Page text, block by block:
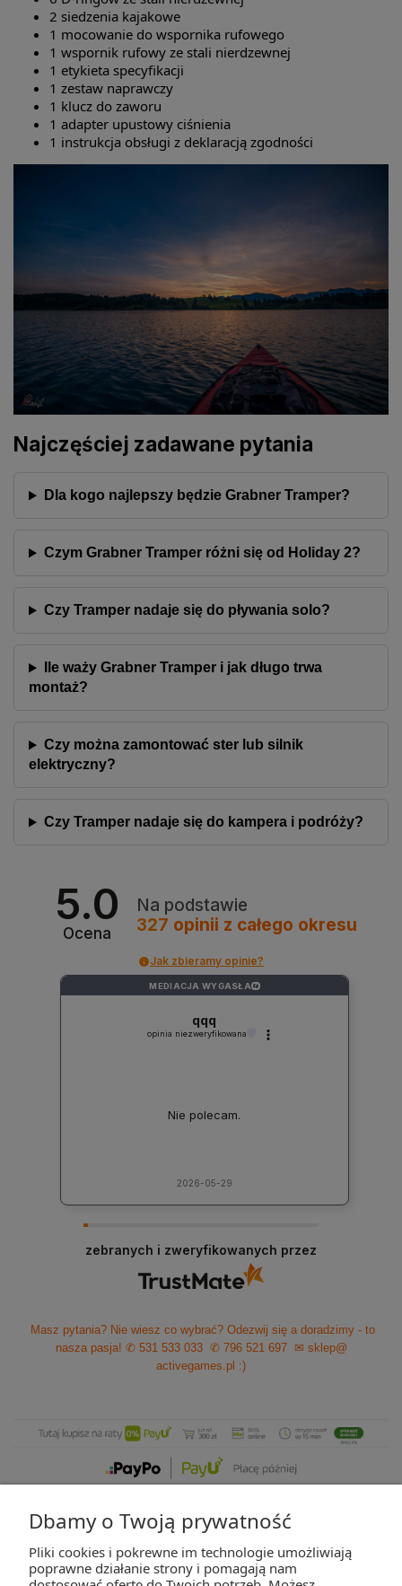
2 siedzenia kajakowe
1 mocowanie do wspornika rufowego
1 wspornik rufowy ze stali nierdzewnej
1 etykieta specyfikacji
1 zestaw naprawczy
1 klucz do zaworu
1 adapter upustowy ciśnienia
1 instrukcja obsługi z deklaracją zgodności
Najczęściej zadawane pytania
Dla kogo najlepszy będzie Grabner Tramper?
Czym Grabner Tramper różni się od Holiday 2?
Czy Tramper nadaje się do pływania solo?
Ile waży Grabner Tramper i jak długo trwa
montaż?
Czy można zamontować ster lub silnik
elektryczny?
Czy Tramper nadaje się do kampera i podróży?
5.0
Ocena
Na podstawie
327 opinii z całego okresu
Jak zbieramy opinie?
MEDIACJA WYGASŁA ?
qqq
opinia niezweryfikowana
Nie polecam.
2026-05-29
zebranych i zweryfikowanych przez
Masz pytania? Nie wiesz co wybrać? Odezwij się a doradzimy - to
nasza pasja! ✆ 531 533 033 ✆ 796 521 697
✉ sklep@
activegames.pl :)
ZAKUPY
Dbamy o Twoją prywatność
Pliki cookies i pokrewne im technologie umożliwiają
poprawne działanie strony i pomagają nam